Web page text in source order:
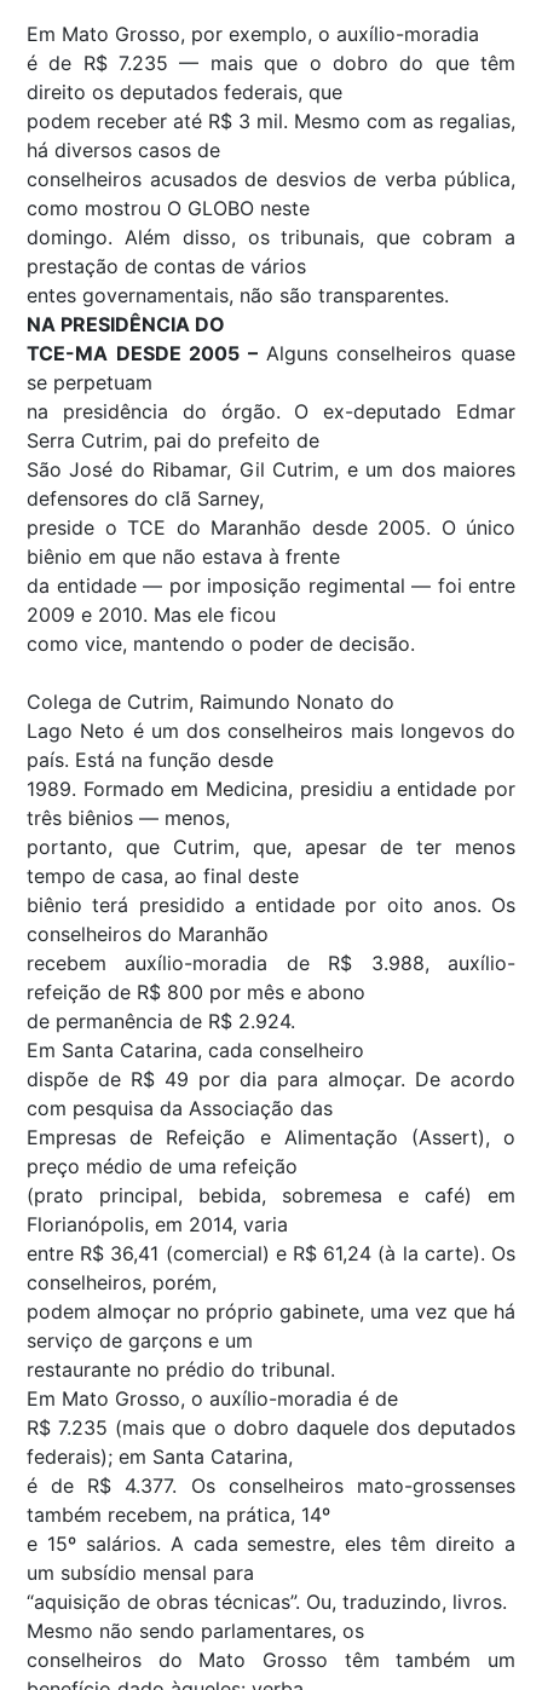
Em Mato Grosso, por exemplo, o auxílio-moradia
é de R$ 7.235 — mais que o dobro do que têm
direito os deputados federais, que
podem receber até R$ 3 mil. Mesmo com as regalias,
há diversos casos de
conselheiros acusados de desvios de verba pública,
como mostrou O GLOBO neste
domingo. Além disso, os tribunais, que cobram a
prestação de contas de vários
entes governamentais, não são transparentes.
NA PRESIDÊNCIA DO
TCE-MA DESDE 2005 – Alguns conselheiros quase
se perpetuam
na presidência do órgão. O ex-deputado Edmar
Serra Cutrim, pai do prefeito de
São José do Ribamar, Gil Cutrim, e um dos maiores
defensores do clã Sarney,
preside o TCE do Maranhão desde 2005. O único
biênio em que não estava à frente
da entidade — por imposição regimental — foi entre
2009 e 2010. Mas ele ficou
como vice, mantendo o poder de decisão.
Colega de Cutrim, Raimundo Nonato do
Lago Neto é um dos conselheiros mais longevos do
país. Está na função desde
1989. Formado em Medicina, presidiu a entidade por
três biênios — menos,
portanto, que Cutrim, que, apesar de ter menos
tempo de casa, ao final deste
biênio terá presidido a entidade por oito anos. Os
conselheiros do Maranhão
recebem auxílio-moradia de R$ 3.988, auxílio-
refeição de R$ 800 por mês e abono
de permanência de R$ 2.924.
Em Santa Catarina, cada conselheiro
dispõe de R$ 49 por dia para almoçar. De acordo
com pesquisa da Associação das
Empresas de Refeição e Alimentação (Assert), o
preço médio de uma refeição
(prato principal, bebida, sobremesa e café) em
Florianópolis, em 2014, varia
entre R$ 36,41 (comercial) e R$ 61,24 (à la carte). Os
conselheiros, porém,
podem almoçar no próprio gabinete, uma vez que há
serviço de garçons e um
restaurante no prédio do tribunal.
Em Mato Grosso, o auxílio-moradia é de
R$ 7.235 (mais que o dobro daquele dos deputados
federais); em Santa Catarina,
é de R$ 4.377. Os conselheiros mato-grossenses
também recebem, na prática, 14º
e 15º salários. A cada semestre, eles têm direito a
um subsídio mensal para
“aquisição de obras técnicas”. Ou, traduzindo, livros.
Mesmo não sendo parlamentares, os
conselheiros do Mato Grosso têm também um